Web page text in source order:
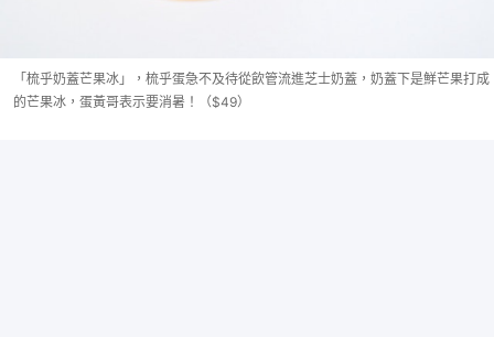
「梳乎奶蓋芒果冰」，梳乎蛋急不及待從飲管流進芝士奶蓋，奶蓋下是鮮芒果打成
的芒果冰，蛋黃哥表示要消暑！（$49）